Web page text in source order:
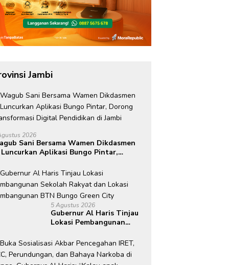
Jambi
2026
Sani Bersama Wamen Dikdasmen
Luncurkan Aplikasi Bungo Pintar,
5 Agustus 2026
Gubernur Al Haris Tinjau
Lokasi Pembangunan
Lokasi Pembangunan BTN
Bungo Green City